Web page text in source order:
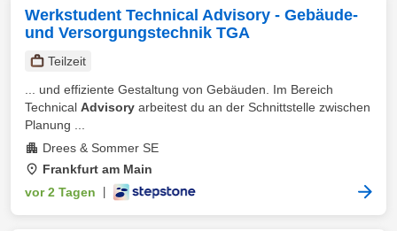
Werkstudent Technical Advisory - Gebäude-
und Versorgungstechnik TGA
Teilzeit
... und effiziente Gestaltung von Gebäuden. Im Bereich
Technical Advisory arbeitest du an der Schnittstelle zwischen
Planung ...
Drees & Sommer SE
Frankfurt am Main
vor 2 Tagen